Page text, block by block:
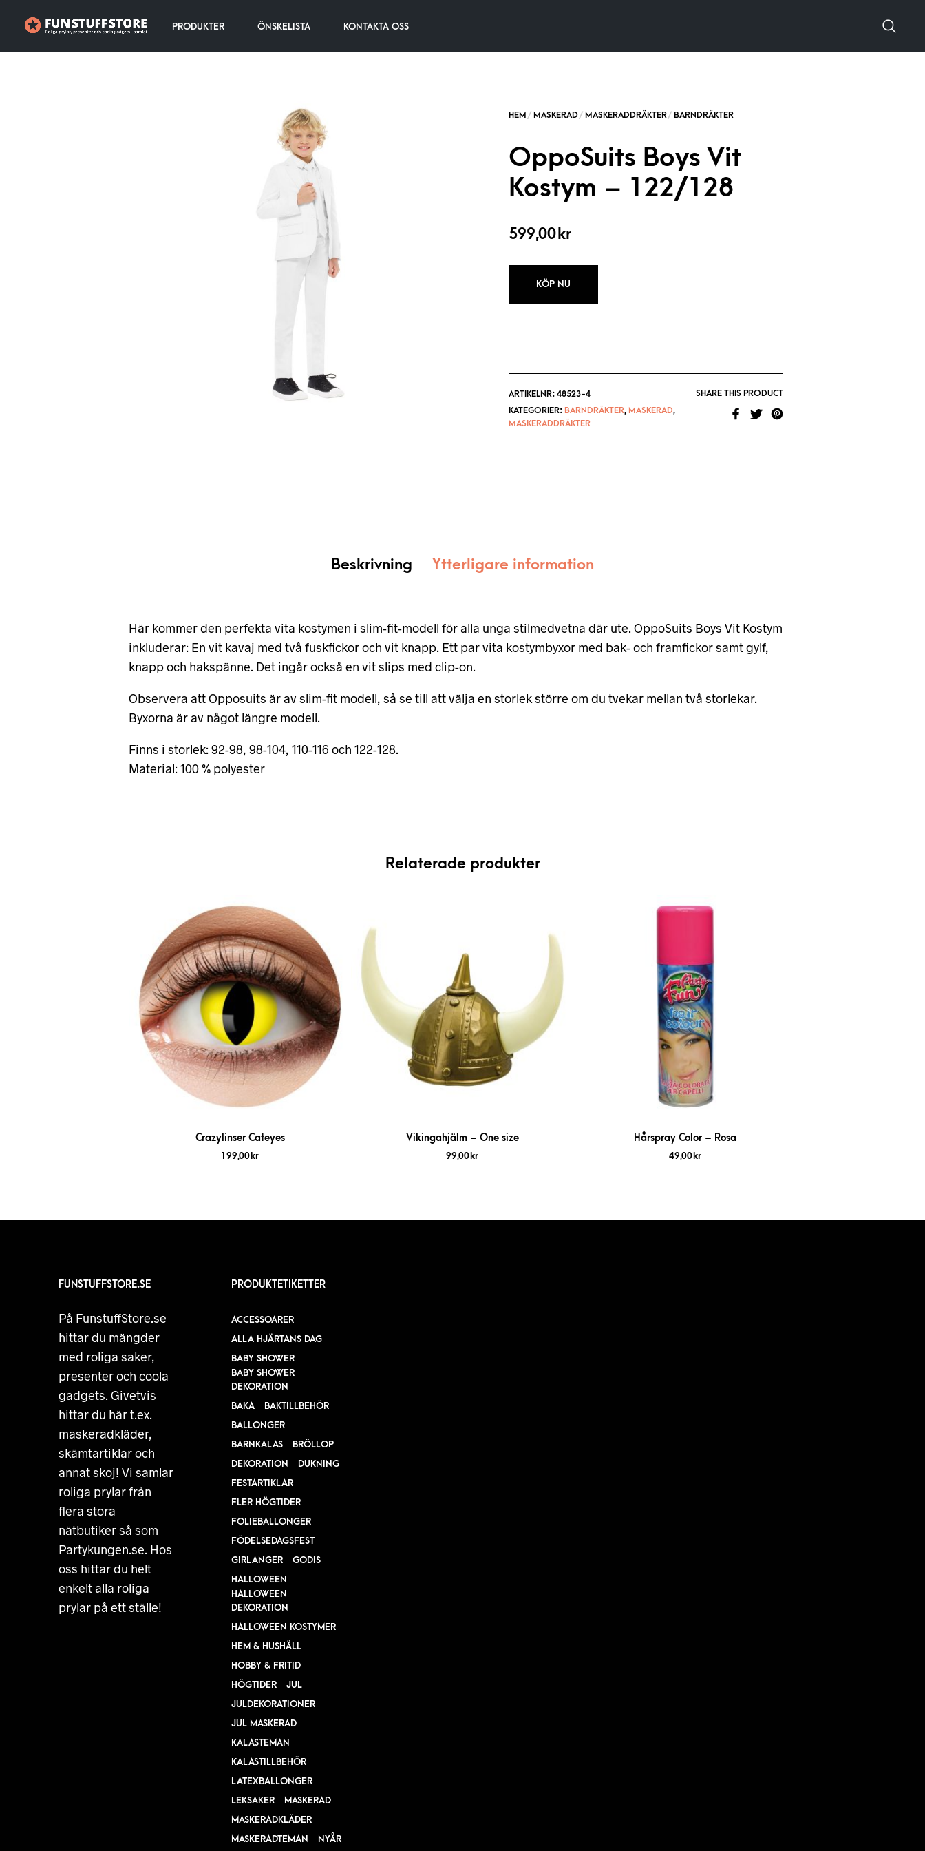
PRODUKTER ÖNSKELISTA KONTAKTA OSS
OppoSuits Boys Vit
Kostym – 122/128
599,00 kr
KÖP NU
ARTIKELNR: 48523-4
KATEGORIER: BARNDRÄKTER, MASKERAD,
MASKERADDRÄKTER
SHARE THIS PRODUCT
Beskrivning Ytterligare information
Här kommer den perfekta vita kostymen i slim-fit-modell för alla unga stilmedvetna där ute. OppoSuits Boys Vit Kostym
inkluderar: En vit kavaj med två fuskfickor och vit knapp. Ett par vita kostymbyxor med bak- och framfickor samt gylf,
knapp och hakspänne. Det ingår också en vit slips med clip-on.
Observera att Opposuits är av slim-fit modell, så se till att välja en storlek större om du tvekar mellan två storlekar.
Byxorna är av något längre modell.
Finns i storlek: 92-98, 98-104, 110-116 och 122-128.
Material: 100 % polyester
Relaterade produkter
Crazylinser Cateyes
199,00 kr
Vikingahjälm – One size
99,00 kr
Hårspray Color – Rosa
49,00 kr
FUNSTUFFSTORE.SE
På FunstuffStore.se
hittar du mängder
med roliga saker,
presenter och coola
gadgets. Givetvis
hittar du här t.ex.
maskeradkläder,
skämtartiklar och
annat skoj! Vi samlar
roliga prylar från
flera stora
nätbutiker så som
Partykungen.se. Hos
oss hittar du helt
enkelt alla roliga
prylar på ett ställe!
PRODUKTETIKETTER
ACCESSOARER
ALLA HJÄRTANS DAG
BABY SHOWER
BABY SHOWER
DEKORATION
BAKA
BAKTILLBEHÖR
BALLONGER
BARNKALAS
BRÖLLOP
DEKORATION
DUKNING
FESTARTIKLAR
FLER HÖGTIDER
FOLIEBALLONGER
FÖDELSEDAGSFEST
GIRLANGER
GODIS
HALLOWEEN
HALLOWEEN
DEKORATION
HALLOWEEN KOSTYMER
HEM & HUSHÅLL
HOBBY & FRITID
HÖGTIDER
JUL
JULDEKORATIONER
JUL MASKERAD
KALASTEMAN
KALASTILLBEHÖR
LATEXBALLONGER
LEKSAKER
MASKERAD
MASKERADKLÄDER
MASKERADTEMAN
NYÅR